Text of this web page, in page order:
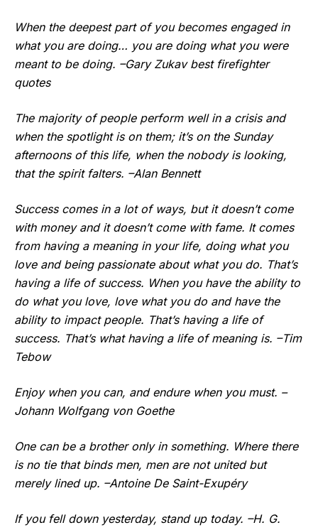
When the deepest part of you becomes engaged in
what you are doing… you are doing what you were
meant to be doing. –Gary Zukav best firefighter
quotes
The majority of people perform well in a crisis and
when the spotlight is on them; it’s on the Sunday
afternoons of this life, when the nobody is looking,
that the spirit falters. –Alan Bennett
Success comes in a lot of ways, but it doesn’t come
with money and it doesn’t come with fame. It comes
from having a meaning in your life, doing what you
love and being passionate about what you do. That’s
having a life of success. When you have the ability to
do what you love, love what you do and have the
ability to impact people. That’s having a life of
success. That’s what having a life of meaning is. –Tim
Tebow
Enjoy when you can, and endure when you must. –
Johann Wolfgang von Goethe
One can be a brother only in something. Where there
is no tie that binds men, men are not united but
merely lined up. –Antoine De Saint-Exupéry
If you fell down yesterday, stand up today. –H. G.